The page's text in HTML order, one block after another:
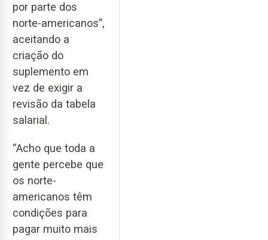
por parte dos
norte-americanos”,
aceitando a
criação do
suplemento em
vez de exigir a
revisão da tabela
salarial.
“Acho que toda a
gente percebe que
os norte-
americanos têm
condições para
pagar muito mais